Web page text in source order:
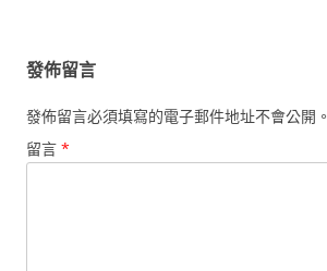
發佈留言
發佈留言必須填寫的電子郵件地址不會公開。
留言 *